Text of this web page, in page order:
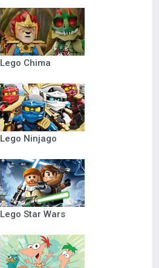
Lego Chima
Lego Ninjago
Lego Star Wars